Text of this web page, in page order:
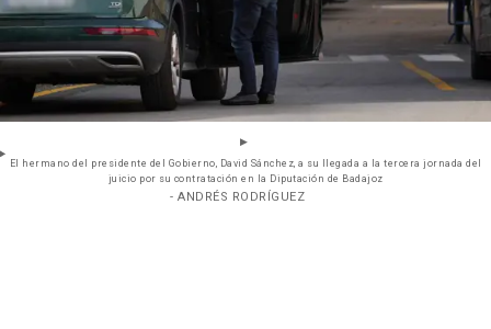
El hermano del presidente del Gobierno, David Sánchez, a su llegada a la tercera jornada del
juicio por su contratación en la Diputación de Badajoz
- ANDRÉS RODRÍGUEZ